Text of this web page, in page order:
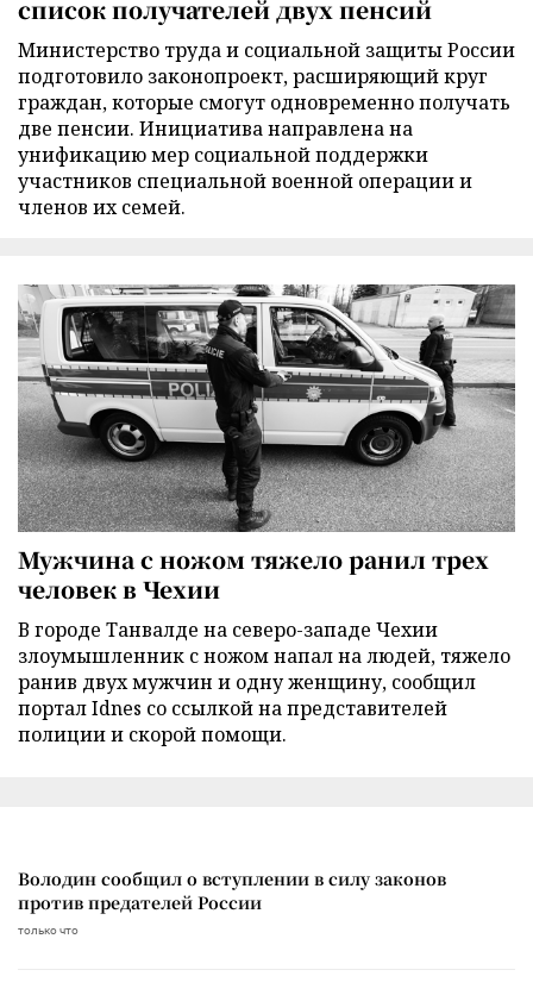
список получателей двух пенсий
Министерство труда и социальной защиты России
подготовило законопроект, расширяющий круг
граждан, которые смогут одновременно получать
две пенсии. Инициатива направлена на
унификацию мер социальной поддержки
участников специальной военной операции и
членов их семей.
Мужчина с ножом тяжело ранил трех
человек в Чехии
В городе Танвалде на северо-западе Чехии
злоумышленник с ножом напал на людей, тяжело
ранив двух мужчин и одну женщину, сообщил
портал Idnes со ссылкой на представителей
полиции и скорой помощи.
Володин сообщил о вступлении в силу законов
против предателей России
только что